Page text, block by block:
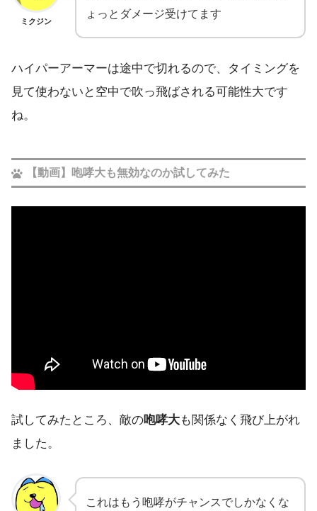
ミクジン
ょっとダメージ受けてます
ハイパーアーマーは途中で切れるので、タイミングを
見て使わないと空中で吹っ飛ばされる可能性大です
ね。
【動画】咆哮大も無効なのか試してみた
試してみたところ、敵の咆哮大も関係なく飛び上がれ
ました。
これはもう咆哮がチャンスでしかなくな